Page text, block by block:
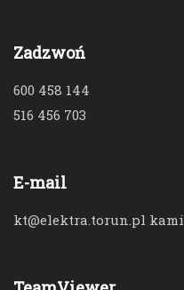
Zadzwoń
600 458 144
516 456 703
E-mail
kt@elektra.torun.pl